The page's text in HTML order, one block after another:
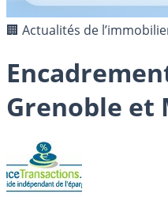
🏢 Actualités de
Grenoble